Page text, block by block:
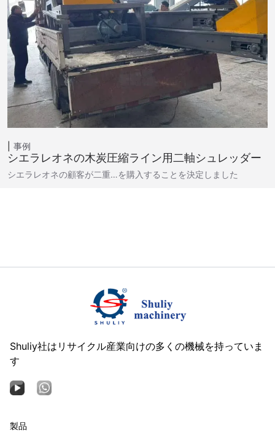
事例
シエラレオネの木炭圧縮ライン用二軸シュレッダー
シエラレオネの顧客が二重…を購入することを決定しました
Shuliy社はリサイクル産業向けの多くの機械を持っていま
す
製品